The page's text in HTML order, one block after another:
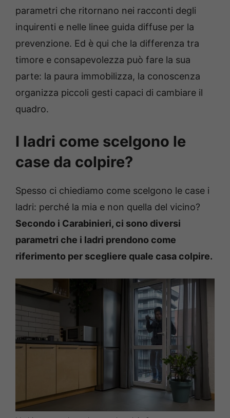
parametri che ritornano nei racconti degli
inquirenti e nelle linee guida diffuse per la
prevenzione. Ed è qui che la differenza tra
timore e consapevolezza può fare la sua
parte: la paura immobilizza, la conoscenza
organizza piccoli gesti capaci di cambiare il
quadro.
I ladri come scelgono le
case da colpire?
Spesso ci chiediamo come scelgono le case i
ladri: perché la mia e non quella del vicino?
Secondo i Carabinieri, ci sono diversi
parametri che i ladri prendono come
riferimento per scegliere quale casa colpire.